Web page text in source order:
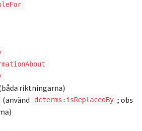
riktningarna)
(använd dcterms:isReplacedBy ; obs